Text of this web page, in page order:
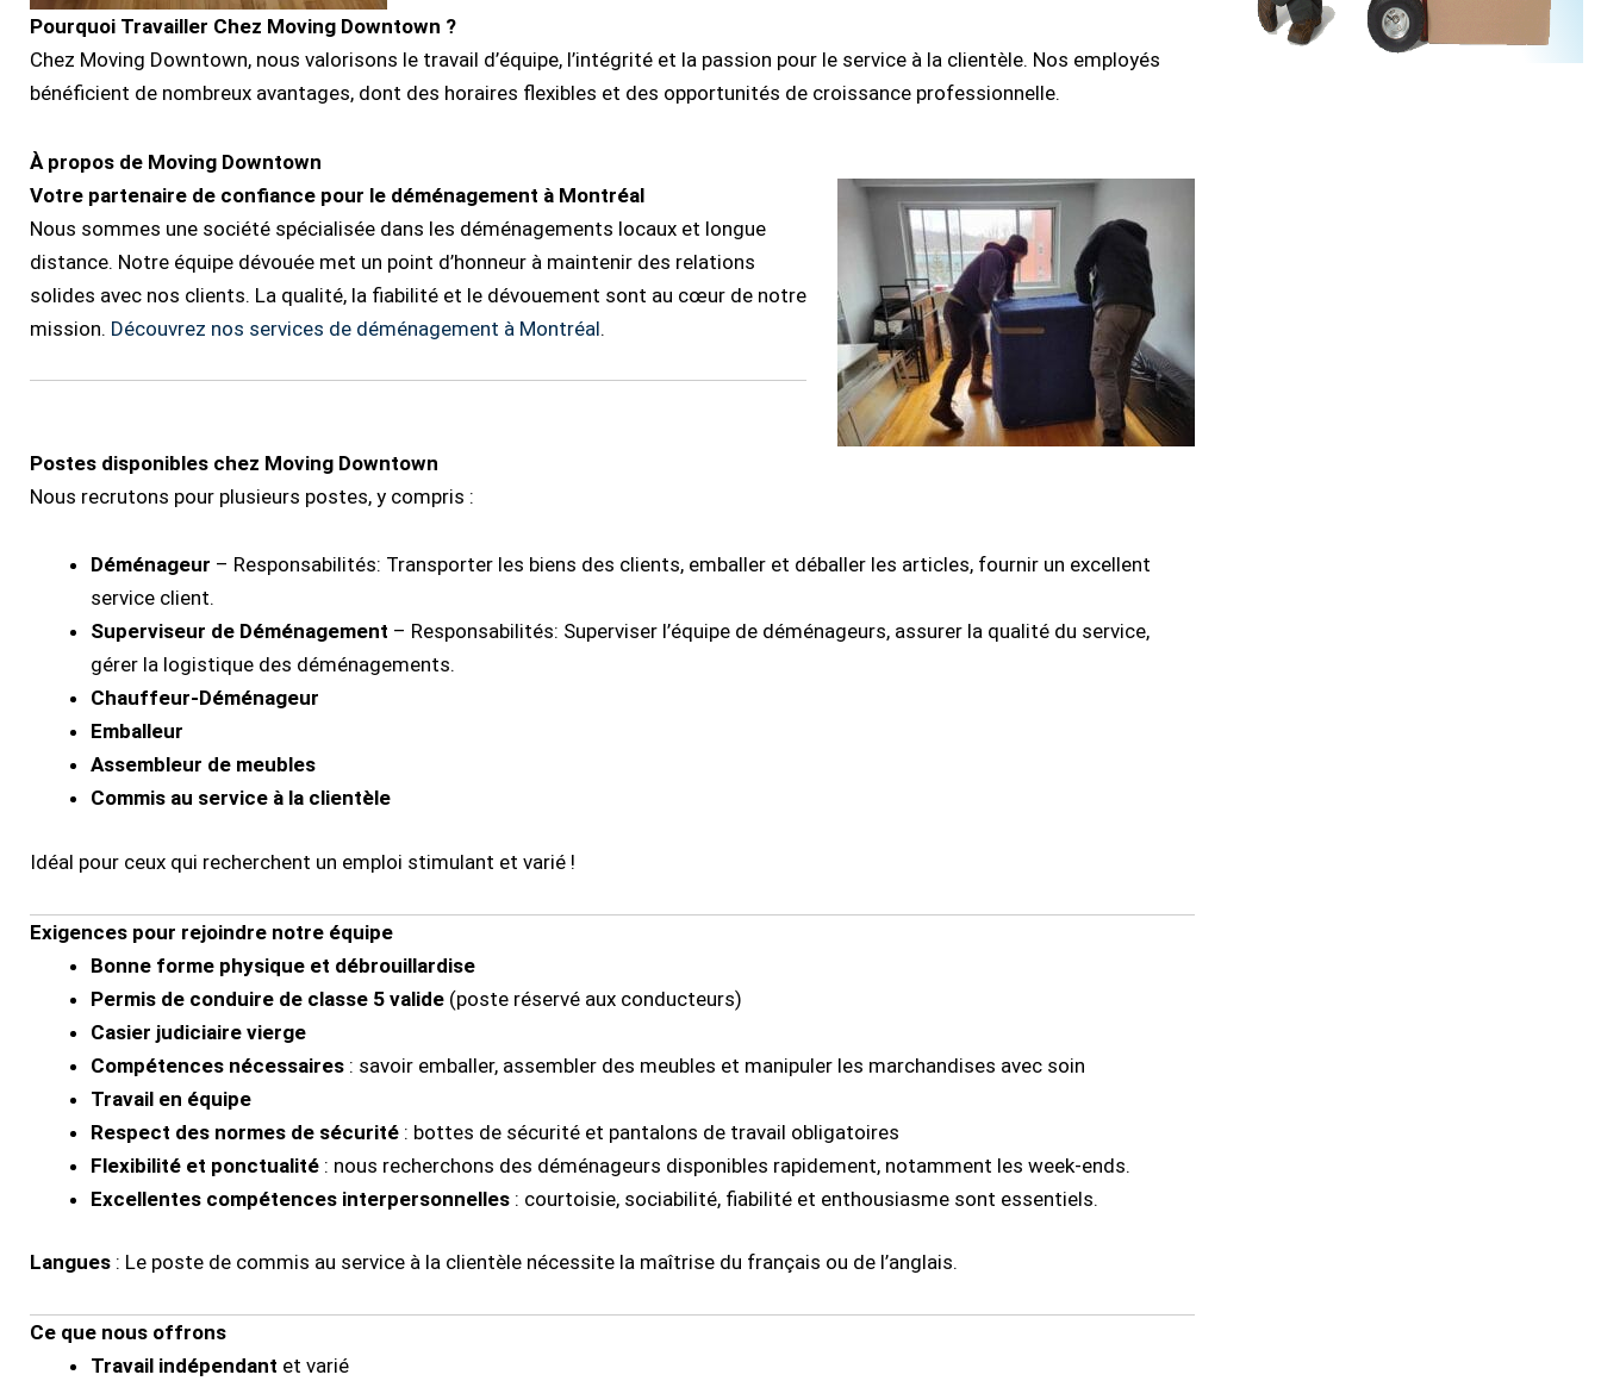
Pourquoi Travailler Chez Moving Downtown ?
Chez Moving Downtown, nous valorisons le travail d’équipe, l’intégrité et la passion pour le service à la clientèle. Nos employés
bénéficient de nombreux avantages, dont des horaires flexibles et des opportunités de croissance professionnelle.
À propos de Moving Downtown
Votre partenaire de confiance pour le déménagement à Montréal
Nous sommes une société spécialisée dans les déménagements locaux et longue
distance. Notre équipe dévouée met un point d’honneur à maintenir des relations
solides avec nos clients. La qualité, la fiabilité et le dévouement sont au cœur de notre
mission. Découvrez nos services de déménagement à Montréal.
Postes disponibles chez Moving Downtown
Nous recrutons pour plusieurs postes, y compris :
Déménageur – Responsabilités: Transporter les biens des clients, emballer et déballer les articles, fournir un excellent
service client.
Superviseur de Déménagement – Responsabilités: Superviser l’équipe de déménageurs, assurer la qualité du service,
gérer la logistique des déménagements.
Chauffeur-Déménageur
Emballeur
Assembleur de meubles
Commis au service à la clientèle
Idéal pour ceux qui recherchent un emploi stimulant et varié !
Exigences pour rejoindre notre équipe
Bonne forme physique et débrouillardise
Permis de conduire de classe 5 valide (poste réservé aux conducteurs)
Casier judiciaire vierge
Compétences nécessaires : savoir emballer, assembler des meubles et manipuler les marchandises avec soin
Travail en équipe
Respect des normes de sécurité : bottes de sécurité et pantalons de travail obligatoires
Flexibilité et ponctualité : nous recherchons des déménageurs disponibles rapidement, notamment les week-ends.
Excellentes compétences interpersonnelles : courtoisie, sociabilité, fiabilité et enthousiasme sont essentiels.
Langues : Le poste de commis au service à la clientèle nécessite la maîtrise du français ou de l’anglais.
Ce que nous offrons
Travail indépendant et varié